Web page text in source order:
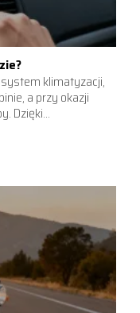
klimatyzacji,
a przy okazji
Dzięki...